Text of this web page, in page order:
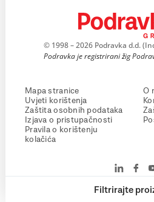
Filtrirajte
© 1998 – 2026 Podravka d.d.
Podravka je registrirani žig
Mapa stranice
Uvjeti korištenja
Zaštita osobnih podataka
Izjava o pristupačnosti
Pravila o korištenju
kolačića
O